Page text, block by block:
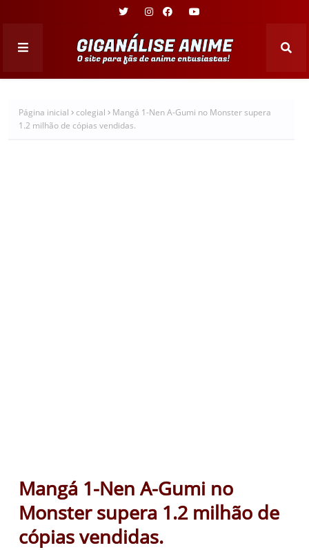
Página inicial colegial
Mangá 1-Nen A-Gumi no Monster supera
1.2 milhão de cópias vendidas.
Mangá 1-Nen A-Gumi no
Monster supera 1.2 milhão de
cópias vendidas.